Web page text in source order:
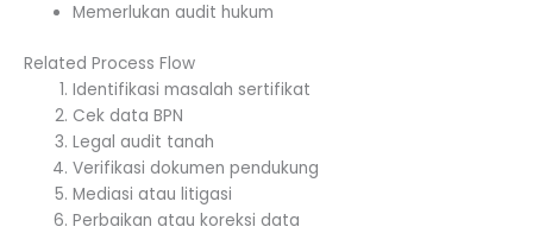
Memerlukan audit hukum
Related Process Flow
Identifikasi masalah sertifikat
Cek data BPN
Legal audit tanah
Verifikasi dokumen pendukung
Mediasi atau litigasi
Perbaikan atau koreksi data